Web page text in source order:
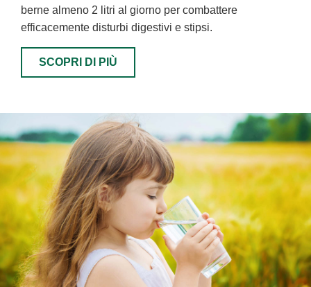
berne almeno 2 litri al giorno per combattere
efficacemente disturbi digestivi e stipsi.
SCOPRI DI PIÙ